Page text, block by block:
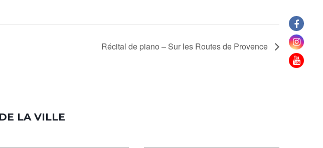
Récital de piano – Sur les Routes de Provence
LA VILLE